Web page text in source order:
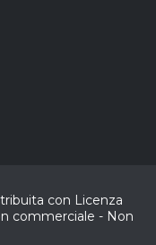
con Licenza
commerciale - Non